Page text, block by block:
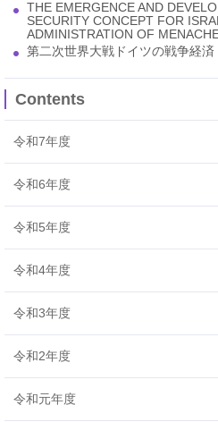
THE EMERGENCE AND
SECURITY CONCEPT FOR
ADMINISTRATION OF
第二次世界大戦ドイツの戦争経済
Contents
令和7年度
令和6年度
令和5年度
令和4年度
令和3年度
令和2年度
令和元年度